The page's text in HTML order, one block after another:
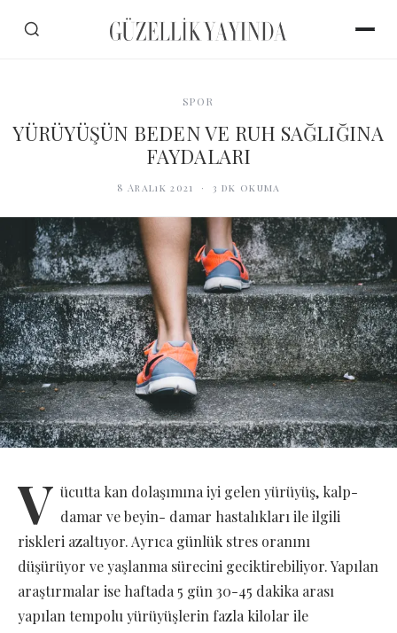
SPOR
YÜRÜYÜŞÜN BEDEN VE RUH SAĞLIĞINA
FAYDALARI
8 Aralık 2021 ·3 dk okuma
V ücutta kan dolaşımına iyi gelen yürüyüş, kalp-
damar ve beyin- damar hastalıkları ile ilgili
riskleri azaltıyor. Ayrıca günlük stres oranını
düşürüyor ve yaşlanma sürecini geciktirebiliyor. Yapılan
araştırmalar ise haftada 5 gün 30-45 dakika arası
yapılan tempolu yürüyüşlerin fazla kilolar ile